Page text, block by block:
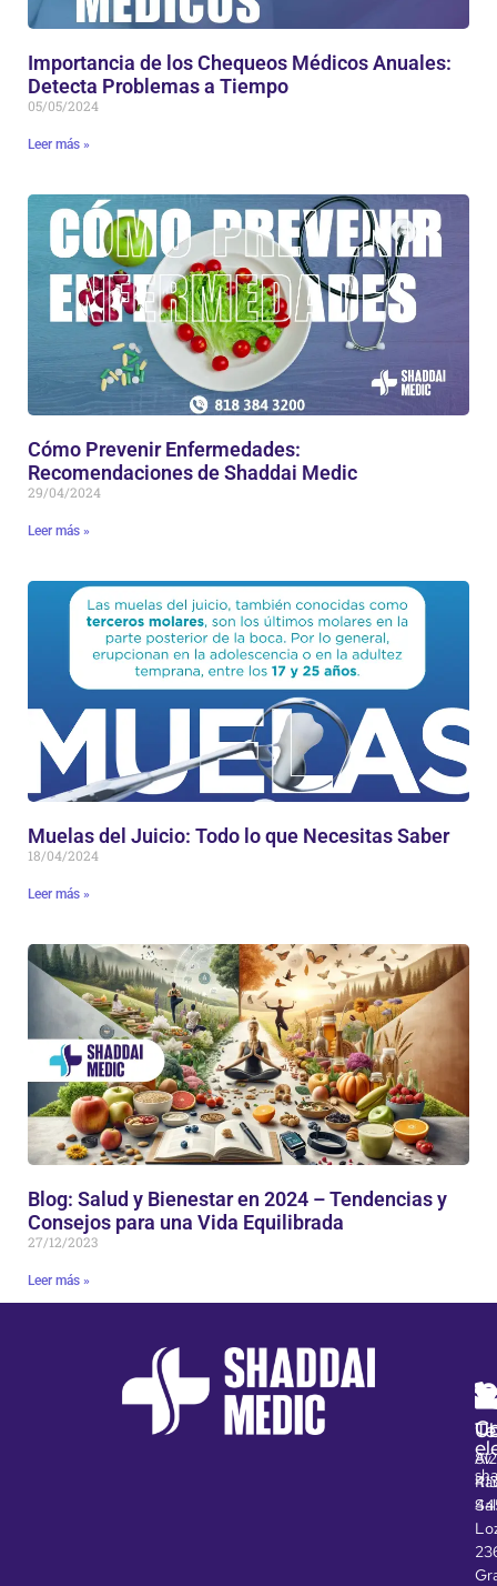
Importancia de los Chequeos Médicos Anuales:
Detecta Problemas a Tiempo
05/05/2024
Leer más »
Cómo Prevenir Enfermedades:
Recomendaciones de Shaddai Medic
29/04/2024
Leer más »
Muelas del Juicio: Todo lo que Necesitas Saber
18/04/2024
Leer más »
Blog: Salud y Bienestar en 2024 – Tendencias y
Consejos para una Vida Equilibrada
27/12/2023
Leer más »
812
413
Av.